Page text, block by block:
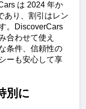
は 2024 年か
あり、割引はレン
。DiscoverCars
合わせて使え
条件、信頼性の
ーも安心して享
別に